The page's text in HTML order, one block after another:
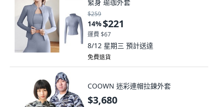
緊身 瑜珈外套
$259
14%$221
運費 $67
8/12 星期三 預計送達
免費退貨
COOWN 迷彩連帽拉鍊外套
$3,680